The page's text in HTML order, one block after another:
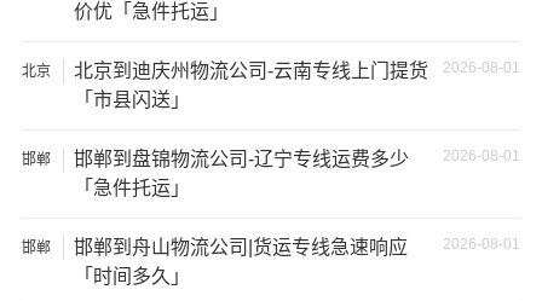
★ 本站所列邯郸到怒江州物流专线费用与时效仅供参考，
如需详细了解最低资费请电话咨询。
★ 由于货运运输比较特殊，请您托运之前仔细清点您所托
运的所有物品；如果您的货物需要临时存放，请尽早最快
通知公司客服以便安排仓库存放。
★ 为了提高邯郸到怒江州物流运输的服务质量，欢迎您对
我们的服务提出意见或建议，我们会认真对待并及时把处
价优「急件托运」
北京 2026-08-01
北京到迪庆州物流公司-云南专线上门提货
「市县闪送」
邯郸 2026-08-01
邯郸到盘锦物流公司-辽宁专线运费多少
「急件托运」
邯郸 2026-08-01
邯郸到舟山物流公司|货运专线急速响应
「时间多久」